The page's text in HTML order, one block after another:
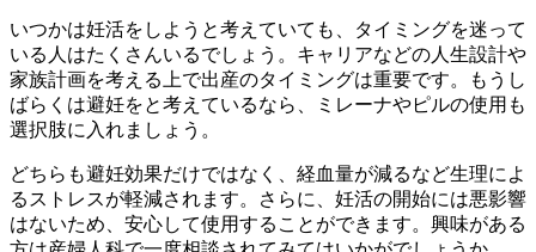
いつかは妊活をしようと考えていても、タイミングを迷って
いる人はたくさんいるでしょう。キャリアなどの人生設計や
家族計画を考える上で出産のタイミングは重要です。もうし
ばらくは避妊をと考えているなら、ミレーナやピルの使用も
選択肢に入れましょう。
どちらも避妊効果だけではなく、経血量が減るなど生理によ
るストレスが軽減されます。さらに、妊活の開始には悪影響
はないため、安心して使用することができます。興味がある